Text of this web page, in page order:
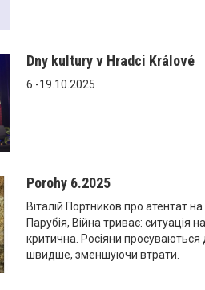
Dny kultury v Hradci Králové
6.-19.10.2025
Porohy 6.2025
Віталій Портников про атентат
Парубія, Війна триває: ситуація
критична. Росіяни просуваються
швидше, зменшуючи втрати.